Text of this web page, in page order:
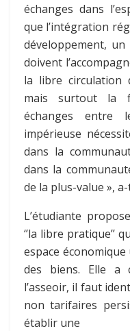
échanges dans
que l’intégration
développement,
doivent
la libre circulation
mais surtout la
échanges entre
impérieuse
dans la
dans la
de la plus-value »,
L’étudiante
‘’la libre pratique’’
espace
des biens. Elle a
l’asseoir, il faut
non tarifaires
établir une